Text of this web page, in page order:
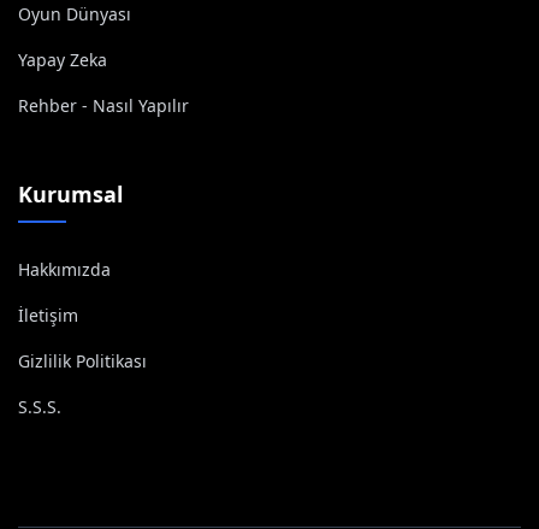
Oyun Dünyası
Yapay Zeka
Rehber - Nasıl Yapılır
Kurumsal
Hakkımızda
İletişim
Gizlilik Politikası
S.S.S.